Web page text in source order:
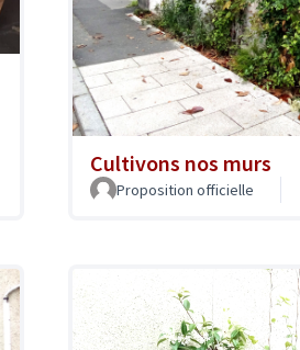
Cultivons nos murs
Proposition officielle